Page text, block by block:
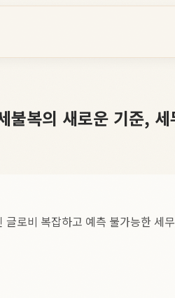
불복의 새로운 기준, 세
로비 복잡하고 예측 불가능한 세